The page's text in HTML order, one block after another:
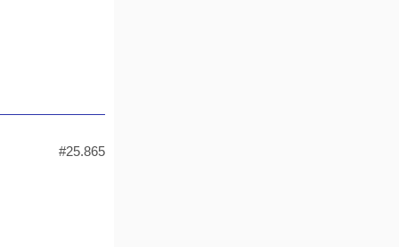
#25.865